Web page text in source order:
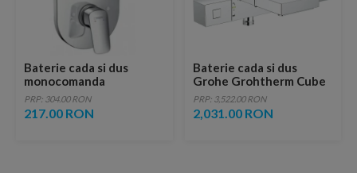
Baterie cada si dus
monocomanda
Hansgrohe Logis pentru
montaj incastrat
PRP: 304.00 RON
217.00 RON
Baterie cada si dus
Grohe Grohtherm Cube
cu termostat 1/2″
PRP: 3,522.00 RON
2,031.00 RON